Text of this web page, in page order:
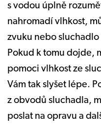
s vodou úplně
nahromadí vlhkost,
zvuku nebo
Pokud k tomu dojde,
pomoci vlhkost ze
Vám tak slyšet lépe.
z obvodů sluchadla,
poslat na opravu a